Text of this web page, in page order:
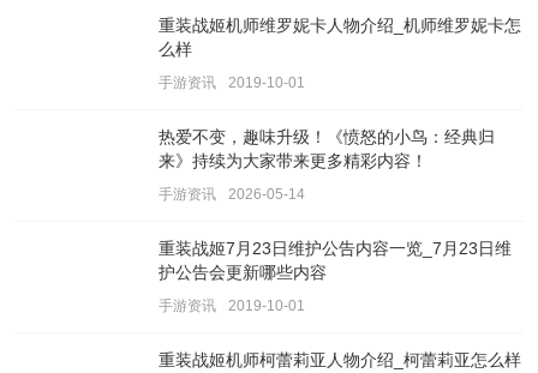
重装战姬机师维罗妮卡人物介绍_机师维罗妮卡怎
么样
手游资讯 2019-10-01
热爱不变，趣味升级！《愤怒的小鸟：经典归
来》持续为大家带来更多精彩内容！
手游资讯 2026-05-14
重装战姬7月23日维护公告内容一览_7月23日维
护公告会更新哪些内容
手游资讯 2019-10-01
重装战姬机师柯蕾莉亚人物介绍_柯蕾莉亚怎么样